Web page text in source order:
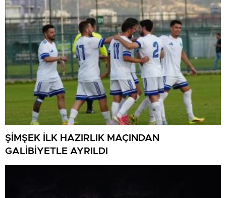
ŞİMŞEK İLK HAZIRLIK MAÇINDAN
GALİBİYETLE AYRILDI